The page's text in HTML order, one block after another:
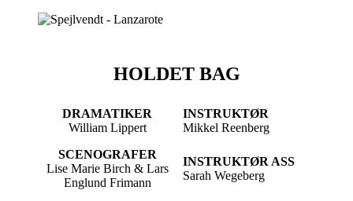
HOLDET BAG
DRAMATIKER
William Lippert
INSTRUKTØR
Mikkel Reenberg
SCENOGRAFER
Lise Marie Birch & Lars
Englund Frimann
INSTRUKTØR ASS
Sarah Wegeberg